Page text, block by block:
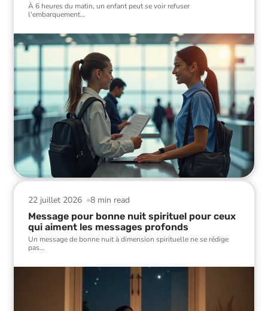
À 6 heures du matin, un enfant peut se voir refuser
l'embarquement…
8 min read
22 juillet 2026
Message pour bonne nuit spirituel pour ceux
qui aiment les messages profonds
Un message de bonne nuit à dimension spirituelle ne se rédige
pas…